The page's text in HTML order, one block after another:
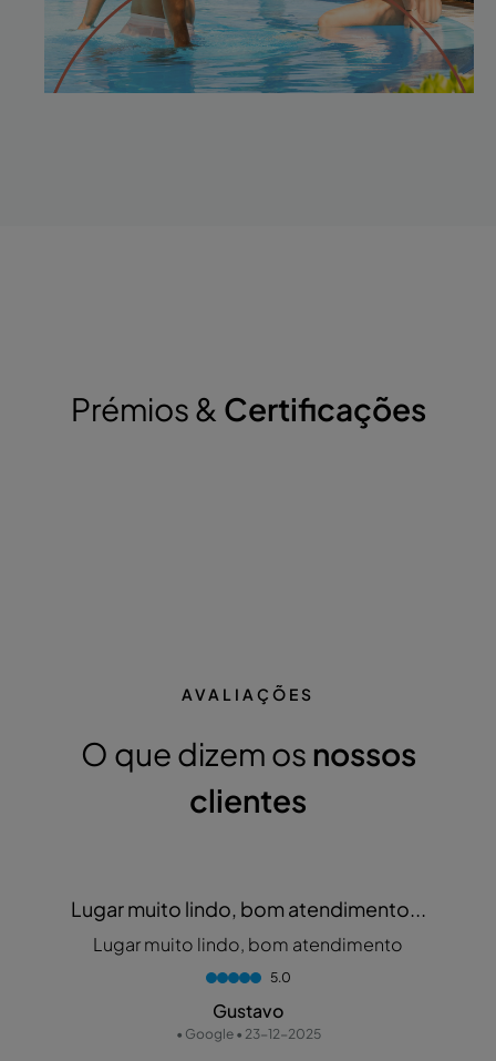
Prémios & Certificações
AVALIAÇÕES
O que dizem os nossos
clientes
Lugar muito lindo, bom atendimento...
Lugar muito lindo, bom atendimento
5.0
Gustavo
• Google • 23-12-2025